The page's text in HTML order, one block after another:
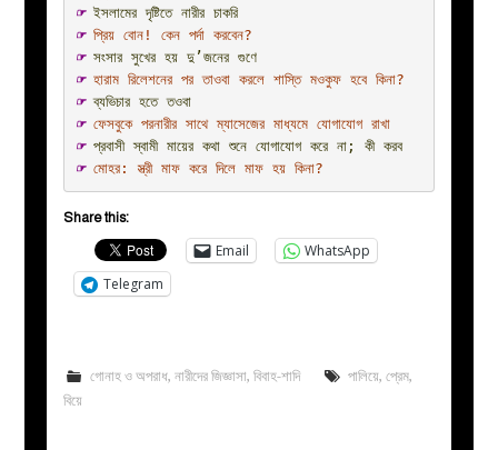
☞ ইসলামের দৃষ্টিতে নারীর চাকরি
☞ প্রিয় বোন! কেন পর্দা করবেন?
☞ সংসার সুখের হয় দু’জনের গুণে
☞ হারাম রিলেশনের পর তাওবা করলে শাস্তি মওকুফ হবে কিনা?
☞ ব্যভিচার হতে তওবা
☞ ফেসবুকে পরনারীর সাথে ম্যাসেজের মাধ্যমে যোগাযোগ রাখা
☞ প্রবাসী স্বামী মায়ের কথা শুনে যোগাযোগ করে না; কী করব
☞ মোহর: স্ত্রী মাফ করে দিলে মাফ হয় কিনা?
Share this:
Email
WhatsApp
Telegram
গোনাহ ও অপরাধ, নারীদের জিজ্ঞাসা, বিবাহ-শাদি পালিয়ে, প্রেম,
বিয়ে